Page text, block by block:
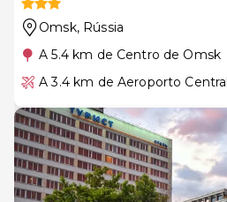
Omsk, Rússia
A 5.4 km de Centro de Omsk
A 3.4 km de Aeroporto